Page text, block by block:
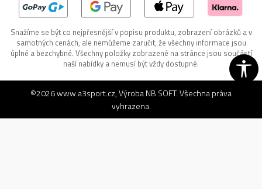
Snažíme se být co nejpřesnější v popisu produktu, zobrazení obrázků a v
samotných cenách, ale nemůžeme zaručit, že všechny informace jsou
úplné a bezchybné. Všechny položky zobrazené na stránce jsou součástí
naší nabídky a nemusí být vždy dostupné.
©2026www.a3sport.cz, VýrobaNB SOFT. Všechna práva
vyhrazena.